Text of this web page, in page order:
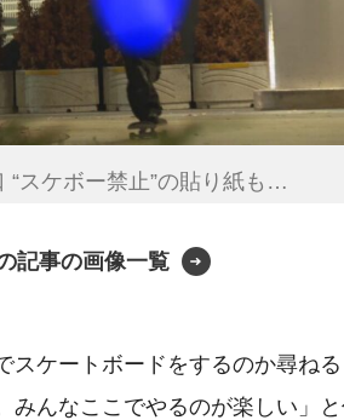
“スケボー禁止”の貼り紙も…
記事の画像一覧
スケートボードをするのか尋ねる
みんなここでやるのが楽しい」